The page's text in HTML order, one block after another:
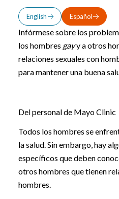
English Español
Infórmese sobre los
los hombres gayy a otros
relaciones sexuales con
para mantener una buena
Del personal de Mayo Clinic
Todos los hombres se
la salud. Sin embargo, hay
específicos que deben
otros hombres que tienen
hombres.